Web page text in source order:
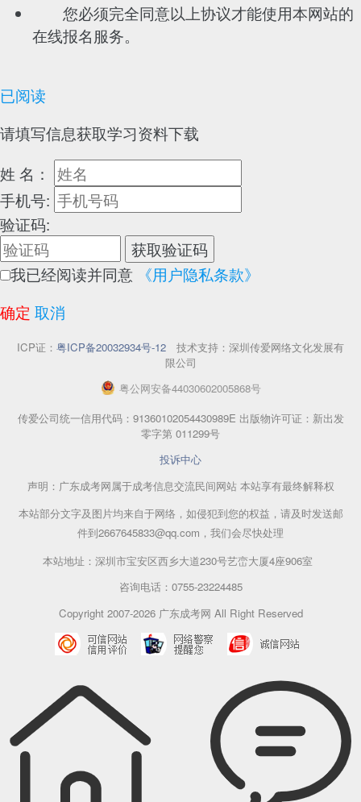
您必须完全同意以上协议才能使用本网站的
在线报名服务。
已阅读
请填写信息获取学习资料下载
姓 名：
手机号:
验证码:
获取验证码
我已经阅读并同意
《用户隐私条款》
确定 取消
ICP证： 粤ICP备20032934号-12 技术支持：深圳传爱网络文化发展有
限公司
粤公网安备44030602005868号
传爱公司统一信用代码：91360102054430989E 出版物许可证：新出发
零字第 011299号
投诉中心
声明：广东成考网属于成考信息交流民间网站 本站享有最终解释权
本站部分文字及图片均来自于网络，如侵犯到您的权益，请及时发送邮
件到2667645833@qq.com，我们会尽快处理
本站地址：深圳市宝安区西乡大道230号艺峦大厦4座906室
咨询电话：0755-23224485
Copyright 2007-2026 广东成考网 All Right Reserved